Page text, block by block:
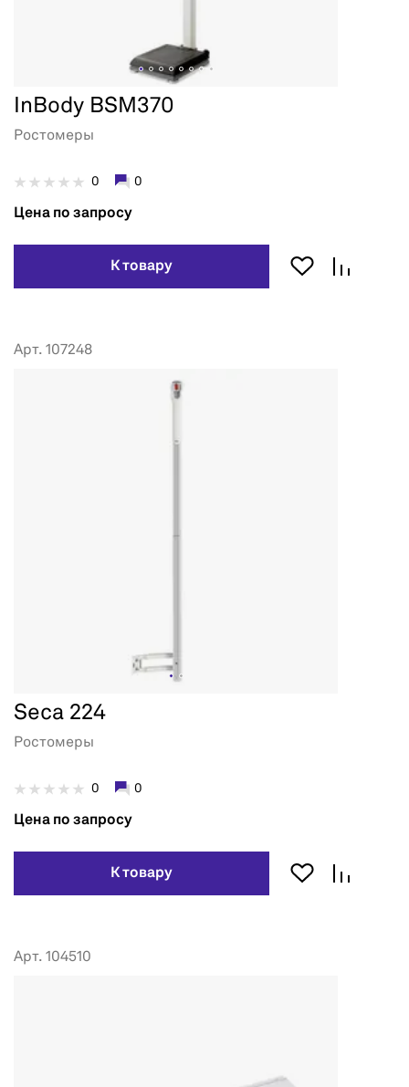
InBody BSM370
Ростомеры
0 0
Цена по запросу
К товару
Арт. 107248
Seca 224
Ростомеры
0 0
Цена по запросу
К товару
Арт. 104510